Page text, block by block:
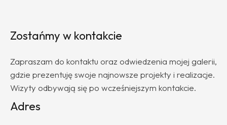
Zostańmy w kontakcie
Zapraszam do kontaktu oraz odwiedzenia mojej galerii,
gdzie prezentuję swoje najnowsze projekty i realizacje.
Wizyty odbywają się po wcześniejszym kontakcie.
Adres